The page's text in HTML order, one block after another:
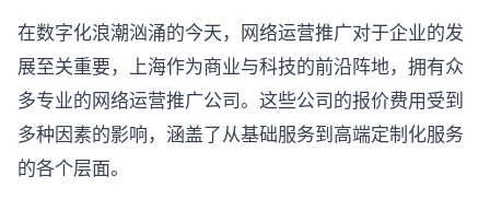
在数字化浪潮汹涌的今天，网络运营推广对于企业的发
展至关重要，上海作为商业与科技的前沿阵地，拥有众
多专业的网络运营推广公司。这些公司的报价费用受到
多种因素的影响，涵盖了从基础服务到高端定制化服务
的各个层面。